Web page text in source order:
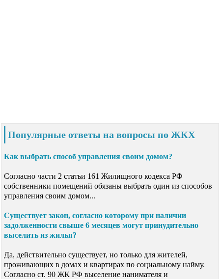
Популярные ответы на вопросы по ЖКХ
Как выбрать способ управления своим домом?
Согласно части 2 статьи 161 Жилищного кодекса РФ
собственники помещений обязаны выбрать один из способов
управления своим домом...
Существует закон, согласно которому при наличии
задолженности свыше 6 месяцев могут принудительно
выселить из жилья?
Да, действительно существует, но только для жителей,
проживающих в домах и квартирах по социальному найму.
Согласно ст. 90 ЖК РФ выселение нанимателя и